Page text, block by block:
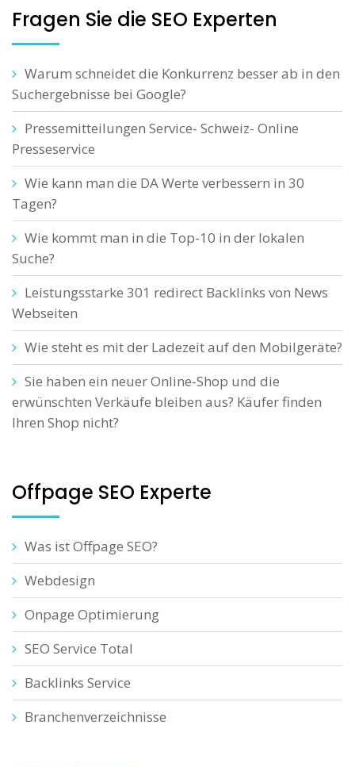
Fragen Sie die SEO Experten
Warum schneidet die Konkurrenz besser ab in den
Suchergebnisse bei Google?
Pressemitteilungen Service- Schweiz- Online
Presseservice
Wie kann man die DA Werte verbessern in 30
Tagen?
Wie kommt man in die Top-10 in der lokalen
Suche?
Leistungsstarke 301 redirect Backlinks von News
Webseiten
Wie steht es mit der Ladezeit auf den Mobilgeräte?
Sie haben ein neuer Online-Shop und die
erwünschten Verkäufe bleiben aus? Käufer finden
Ihren Shop nicht?
Offpage SEO Experte
Was ist Offpage SEO?
Webdesign
Onpage Optimierung
SEO Service Total
Backlinks Service
Branchenverzeichnisse